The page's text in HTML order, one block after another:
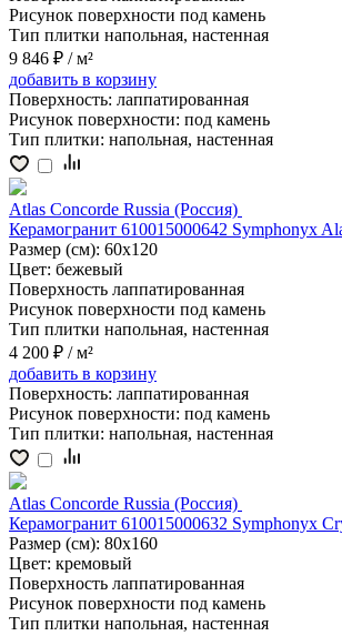
Рисунок поверхности под камень
Тип плитки напольная, настенная
9 846 ₽ / м²
добавить в корзину
Поверхность: лаппатированная
Рисунок поверхности: под камень
Тип плитки: напольная, настенная
Atlas Concorde Russia (Россия)
Керамогранит 610015000642 Symphonyx
Размер (см): 60x120
Цвет: бежевый
Поверхность лаппатированная
Рисунок поверхности под камень
Тип плитки напольная, настенная
4 200 ₽ / м²
добавить в корзину
Поверхность: лаппатированная
Рисунок поверхности: под камень
Тип плитки: напольная, настенная
Atlas Concorde Russia (Россия)
Керамогранит 610015000632 Symphonyx
Размер (см): 80x160
Цвет: кремовый
Поверхность лаппатированная
Рисунок поверхности под камень
Тип плитки напольная, настенная